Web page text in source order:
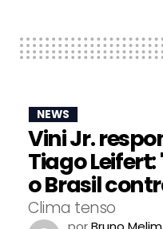
NEWS
Vini Jr.
Tiago
o Brasil
Clima tenso